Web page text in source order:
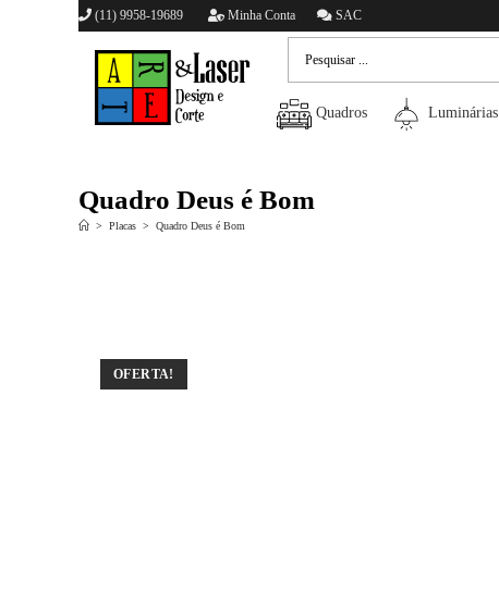
(11) 9958-19689 Minha Conta SAC
Quadros Luminárias
Quadro Deus é Bom
> Placas > Quadro Deus é Bom
OFERTA!